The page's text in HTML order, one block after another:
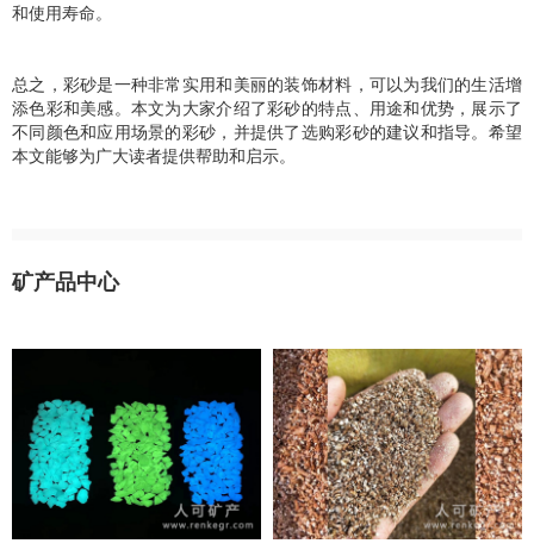
和使用寿命。
总之，彩砂是一种非常实用和美丽的装饰材料，可以为我们的生活增
添色彩和美感。本文为大家介绍了彩砂的特点、用途和优势，展示了
不同颜色和应用场景的彩砂，并提供了选购彩砂的建议和指导。希望
本文能够为广大读者提供帮助和启示。
矿产品中心